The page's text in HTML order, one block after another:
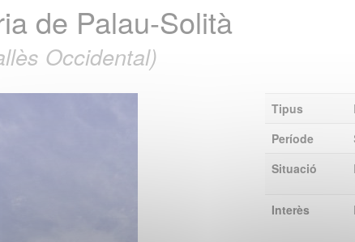
de Palau-Solità
Occidental)
Tipus
Període
Situació
Interès